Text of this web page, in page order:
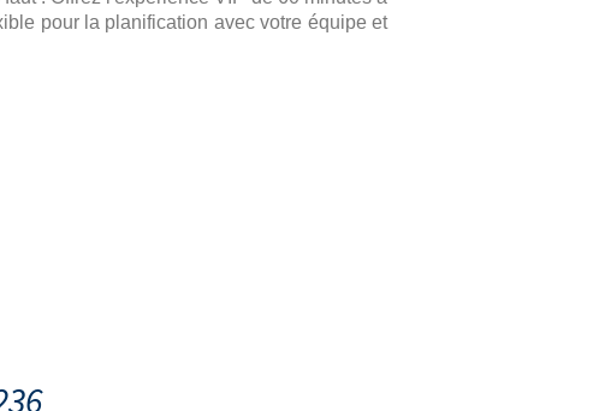
pour la planification avec votre équipe et